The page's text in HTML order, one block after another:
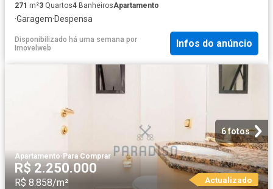
271 m²3 Quartos4 BanheirosApartamento
·Garagem·Despensa
Disponibilizado há uma semana por
Imovelweb
Infos do anúncio
6 fotos
Apartamento·Para Comprar
R$ 2.250.000
R$ 8.858/m² Actualizado